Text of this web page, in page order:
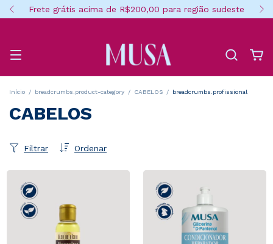
Frete grátis acima de R$200,00 para região sudeste
Início / breadcrumbs.product-category / CABELOS / breadcrumbs.profissional
CABELOS
Ordenar
Filtrar